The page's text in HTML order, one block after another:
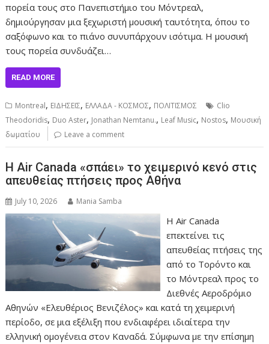
πορεία τους στο Πανεπιστήμιο του Μόντρεαλ,
δημιούργησαν μια ξεχωριστή μουσική ταυτότητα, όπου το
σαξόφωνο και το πιάνο συνυπάρχουν ισότιμα. Η μουσική
τους πορεία συνδυάζει…
READ MORE
Montreal, ΕΙΔΗΣΕΙΣ, ΕΛΛΑΔΑ - ΚΟΣΜΟΣ, ΠΟΛΙΤΙΣΜΟΣ
Clio
Theodoridis, Duo Aster, Jonathan Nemtanu., Leaf Music, Nostos, Μουσική
δωματίου
Leave a comment
Η Air Canada «σπάει» το χειμερινό κενό στις
απευθείας πτήσεις προς Αθήνα
July 10, 2026 Mania Samba
Η Air Canada
επεκτείνει τις
απευθείας πτήσεις της
από το Τορόντο και
το Μόντρεαλ προς το
Διεθνές Αεροδρόμιο
Αθηνών «Ελευθέριος Βενιζέλος» και κατά τη χειμερινή
περίοδο, σε μια εξέλιξη που ενδιαφέρει ιδιαίτερα την
ελληνική ομογένεια στον Καναδά. Σύμφωνα με την επίσημη